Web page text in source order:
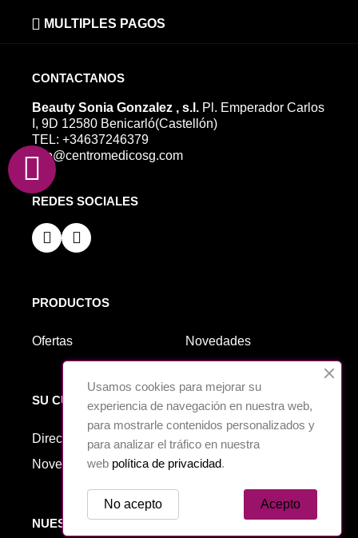
MULTIPLES PAGOS
CONTACTANOS
Beauty Sonia Gonzalez , s.l. Pl. Emperador Carlos
I, 9D 12580 Benicarló(Castellón)
TEL: +34637246379
info@centromedicosg.com
REDES SOCIALES
PRODUCTOS
Ofertas Novedades
SU CUENTA
Direcciones
Novedades
Marcas
NUESTRA EMPRESA
Usamos cookies para mejorar su
experiencia de navegación en nuestra web,
para mostrarle contenidos personalizados y
para analizar el tráfico en nuestra
web política de privacidad.
Acepto
No acepto